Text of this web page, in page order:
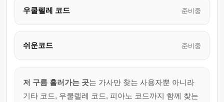
우쿨렐레 코드 준비중
쉬운코드 준비중
저 구름 흘러가는 곳는 가사만 찾는 사용자뿐 아니라
기타 코드, 우쿨렐레 코드, 피아노 코드까지 함께 찾는